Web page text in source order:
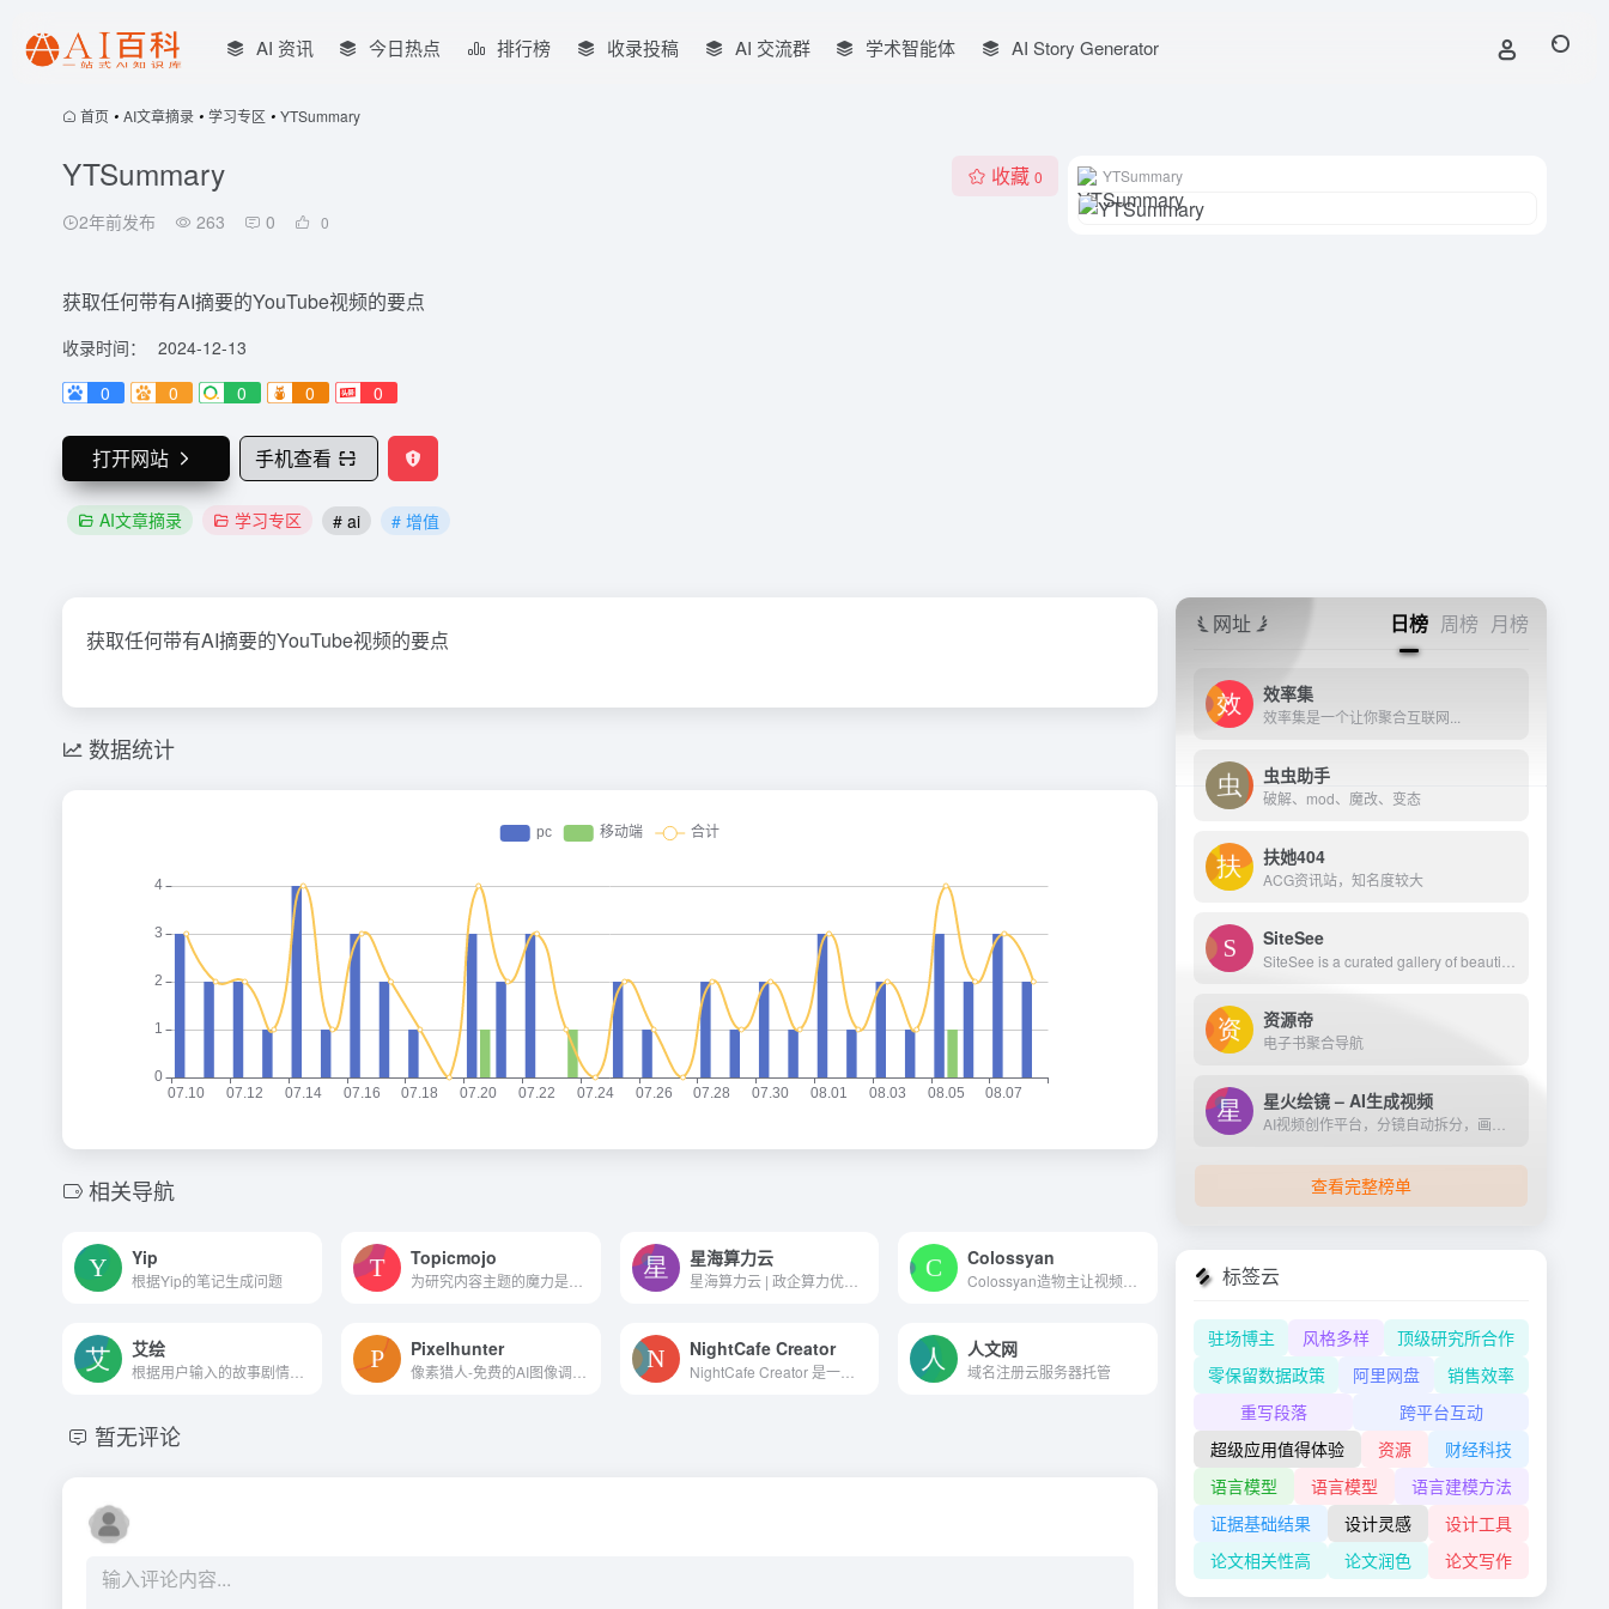
AI 资讯 今日热点 排行榜 收录投稿 AI 交流群 学术智能体 AI Story Generator
首页 • AI文章摘录 • 学习专区 • YTSummary
YTSummary
2年前发布 263 0 0
收藏 0
获取任何带有AI摘要的YouTube视频的要点
收录时间：
2024-12-13
0
0 0 0 0
打开网站 手机查看
AI文章摘录 学习专区 # ai # 增值
YTSummary
获取任何带有AI摘要的YouTube视频的要点
数据统计
相关导航
Yip
根据Yip的笔记生成问题
Topicmojo
为研究内容主题的魔力是一个...
星海算力云
星海算力云 | 政企算力优选平台-租显卡|租GPU选星海
Colossyan
艾绘 Pixelhunter NightCafe Creator
NightCafe Creator 是一款 AI 艺术生成器应用程序，具有多种 AI 艺术生成方法。使用神经风格迁移，您可以将您的照片变成杰作。使用文本到图像的 AI，您可以只根据文本提示创建艺术...
人文网
域名注册云服务器托管
暂无评论
网址 日榜 周榜 月榜
效率集
效率集是一个让你聚合互联网...
虫虫助手
破解、mod、魔改、变态
扶她404
ACG资讯站，知名度较大
SiteSee
资源帝
电子书聚合导航
星火绘镜 – AI生成视频
查看完整榜单
标签云
驻场博主 风格多样
顶级研究所合作
零保留数据政策
阿里网盘
销售效率
重写段落
跨平台互动
超级应用值得体验
资源
财经科技
语言模型
语言模型
语言建模方法
证据基础结果
设计灵感
设计工具
论文相关性高
论文润色 论文写作